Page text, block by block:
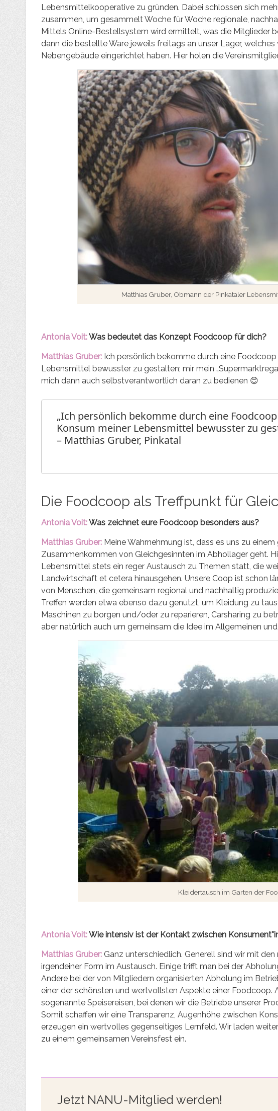
Lebensmittelkooperative zu gründen. Dabei schlossen sich
zusammen, um gesammelt Woche für Woche regionale,
Mittels Online-Bestellsystem wird ermittelt, was die Mitglieder
dann die bestellte Ware jeweils freitags an unser Lager,
Nebengebäude eingerichtet haben. Hier holen die
Matthias Gruber, Obmann der Pinkataler
Antonia Voit:Was bedeutet das Konzept Foodcoop für dich?
Matthias Gruber: Ich persönlich bekomme durch eine
Lebensmittel bewusster zu gestalten; mir mein
mich dann auch selbstverantwortlich daran zu bedienen 😊
„Ich persönlich bekomme durch eine
Konsum meiner Lebensmittel bewusster zu
– Matthias Gruber, Pinkatal
Die Foodcoop als Treffpunkt für
Antonia Voit:Was zeichnet eure Foodcoop besonders aus?
Matthias Gruber: Meine Wahrnehmung ist, dass es uns zu
Zusammenkommen von Gleichgesinnten im Abhollager geht.
Lebensmittel stets ein reger Austausch zu Themen statt, die
Landwirtschaft et cetera hinausgehen. Unsere Coop ist schon
von Menschen, die gemeinsam regional und nachhaltig
Treffen werden etwa ebenso dazu genutzt, um Kleidung zu
Maschinen zu borgen und/oder zu reparieren, Carsharing zu
aber natürlich auch um gemeinsam die Idee im Allgemeinen
Kleidertausch im Garten der
Antonia Voit:Wie intensiv ist der Kontakt zwischen
Matthias Gruber: Ganz unterschiedlich. Generell sind wir mit
irgendeiner Form im Austausch. Einige trifft man bei der
Andere bei der von Mitgliedern organisierten Abholung im
einer der schönsten und wertvollsten Aspekte einer Foodcoop.
sogenannte Speisereisen, bei denen wir die Betriebe unserer
Somit schaffen wir eine Transparenz, Augenhöhe zwischen
erzeugen ein wertvolles gegenseitiges Lernfeld. Wir laden
zu einem gemeinsamen Vereinsfest ein.
Jetzt NANU-Mitglied werden!